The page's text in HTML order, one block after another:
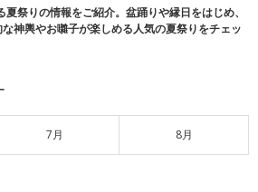
祭りの情報をご紹介。盆踊りや縁日をはじめ、
神輿やお囃子が楽しめる人気の夏祭りをチェッ
7月 8月